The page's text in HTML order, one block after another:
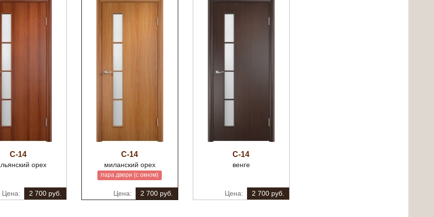
С-14
орех
2 700 руб.
С-14
миланский орех
пара двери (с окном)
2 700 руб.
С-14
венге
2 700 руб.